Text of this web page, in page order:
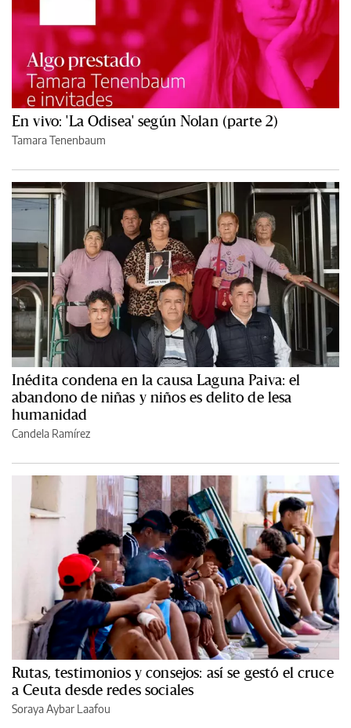
En vivo: 'La Odisea' según Nolan (parte 2)
Tamara Tenenbaum
Inédita condena en la causa Laguna Paiva: el
abandono de niñas y niños es delito de lesa
humanidad
Candela Ramírez
Rutas, testimonios y consejos: así se gestó el cruce
a Ceuta desde redes sociales
Soraya Aybar Laafou